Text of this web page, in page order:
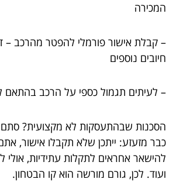
המכירה
– קבלת אישור פורמלי להפטר מהרכב –
חיובים נוספים
– לעיתים תגמול כספי על הרכב בהתאם
הסכנות שבהתעסקות לא מקצועית? סתם
כבר מזעזע: ייתכן שלא תקבלו אישור,
להישאר אחראים לתקלות עתידיות, אולי
ועוד. לכן, גורם מורשה הוא קו הבטחון.